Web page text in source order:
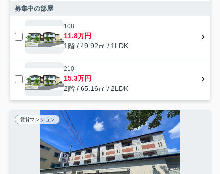
募集中の部屋
108
11.8万円
1階 / 49.92㎡ / 1LDK
210
15.3万円
2階 / 65.16㎡ / 2LDK
賃貸マンション